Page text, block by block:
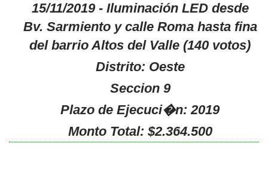
15/11/2019 - Iluminación LED desde
Bv. Sarmiento y calle Roma hasta fina
del barrio Altos del Valle (140 votos)
Distrito: Oeste
Seccion 9
Plazo de Ejecuci�n: 2019
Monto Total: $2.364.500